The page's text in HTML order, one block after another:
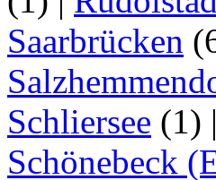
Saarbrücken
Schliersee (1) |
Schönebeck